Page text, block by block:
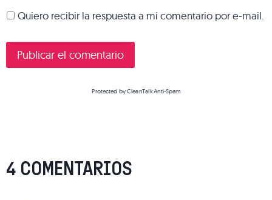
Quiero recibir la respuesta a mi comentario por e-mail.
Protected byCleanTalk Anti-Spam
4 COMENTARIOS